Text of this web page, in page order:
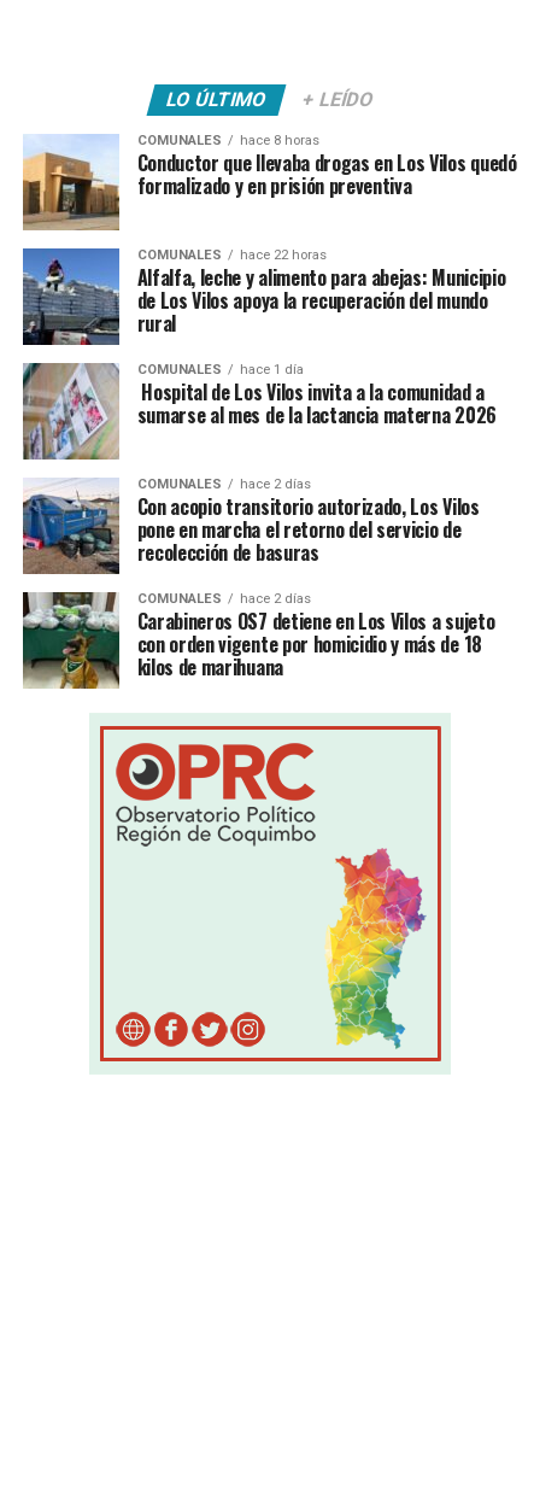
LO ÚLTIMO + LEÍDO
COMUNALES hace 8 horas
Conductor que llevaba drogas en Los Vilos quedó
formalizado y en prisión preventiva
COMUNALES hace 22 horas
Alfalfa, leche y alimento para abejas: Municipio
de Los Vilos apoya la recuperación del mundo
rural
COMUNALES hace 1 día
Hospital de Los Vilos invita a la comunidad a
sumarse al mes de la lactancia materna 2026
COMUNALES hace 2 días
Con acopio transitorio autorizado, Los Vilos
pone en marcha el retorno del servicio de
recolección de basuras
COMUNALES hace 2 días
Carabineros OS7 detiene en Los Vilos a sujeto
con orden vigente por homicidio y más de 18
kilos de marihuana